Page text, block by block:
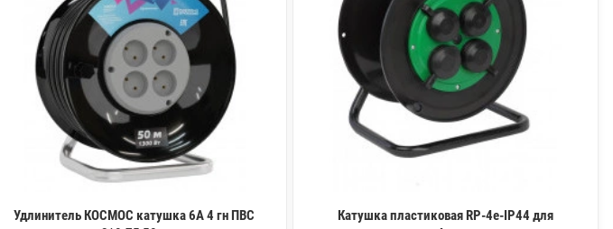
Удлинитель КОСМОС катушка 6А 4 гн ПВС
Катушка пластиковая RP-4e-IP44 для